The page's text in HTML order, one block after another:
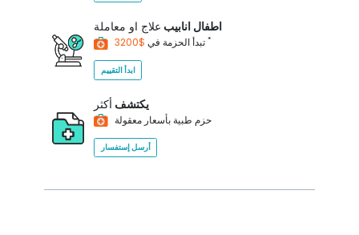
اطفال انابيب علاج او معاملة
تبدأ الحزمة في *
ابدأ التقييم
يكتشف أكثر
حزم طبية بأسعار معقولة
أرسل إستفسار